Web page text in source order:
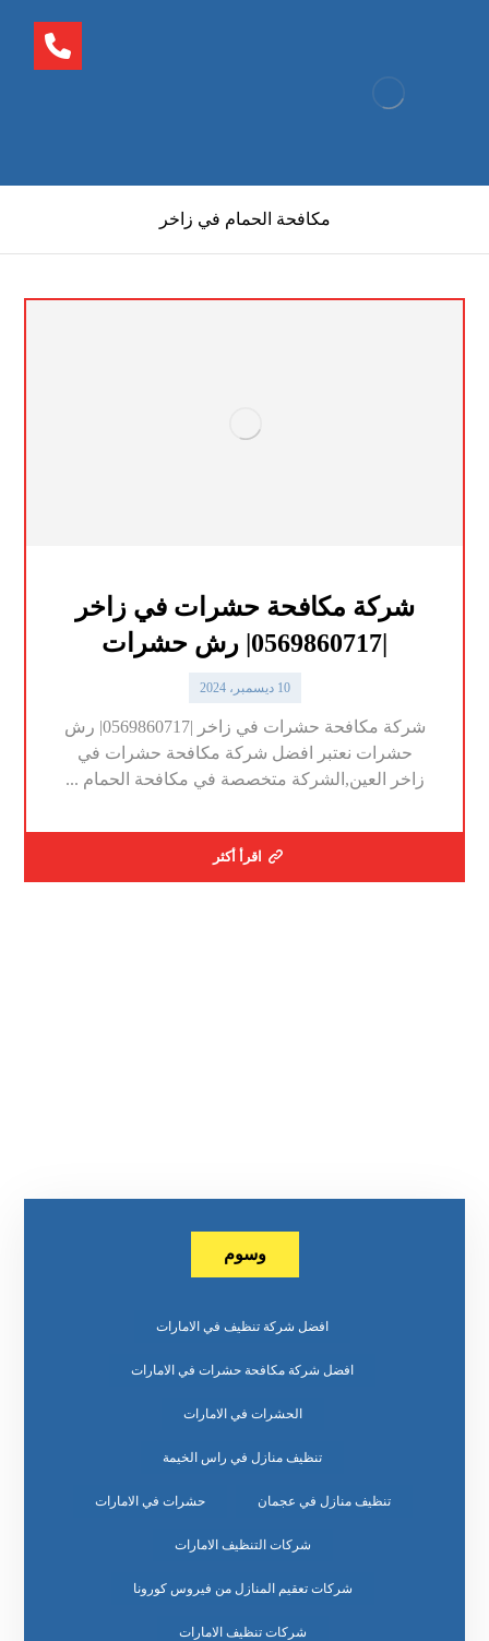
مكافحة الحمام في زاخر
شركة مكافحة حشرات في زاخر
|0569860717| رش حشرات
10 ديسمبر، 2024
شركة مكافحة حشرات في زاخر |0569860717| رش
حشرات نعتبر افضل شركة مكافحة حشرات في
زاخر العين,الشركة متخصصة في مكافحة الحمام ...
اقرأ أكثر
وسوم
افضل شركة تنظيف في الامارات
افضل شركة مكافحة حشرات في الامارات
الحشرات في الامارات
تنظيف منازل في راس الخيمة
تنظيف منازل في عجمان حشرات في الامارات
شركات التنظيف الامارات
شركات تعقيم المنازل من فيروس كورونا
شركات تنظيف الامارات